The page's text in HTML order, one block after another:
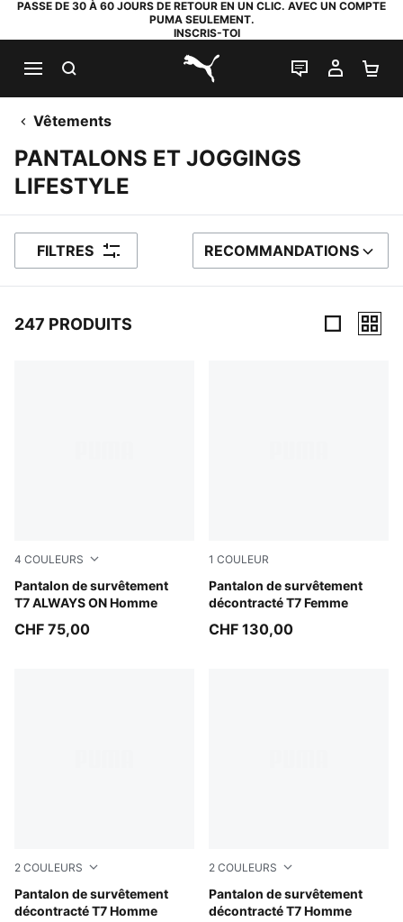
PASSE DE 30 À 60 JOURS DE RETOUR EN UN CLIC. AVEC UN COMPTE
PUMA SEULEMENT.
INSCRIS-TOI
PUMA.com
LIVE CHAT
MON
Vêtements
PANTALONS ET JOGGINGS
LIFESTYLE
FILTRES TRIER PAR
RECOMMANDATIONS
247 PRODUITS
4 COULEURS
Pantalon de survêtement
T7 ALWAYS ON Homme
Puma Black
CHF 75,00
1 COULEUR
Pantalon de survêtement
décontracté T7 Femme
Puma Black
CHF 130,00
2 COULEURS
Pantalon de survêtement
décontracté T7 Homme
Mouse Gray
2 COULEURS
Pantalon de survêtement
décontracté T7 Homme
Puma Black